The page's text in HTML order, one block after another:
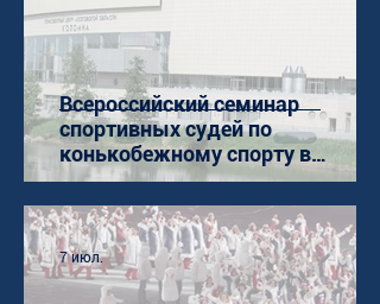
Всероссийский семинар
спортивных судей по
конькобежному спорту в
Коломне
7 июл.